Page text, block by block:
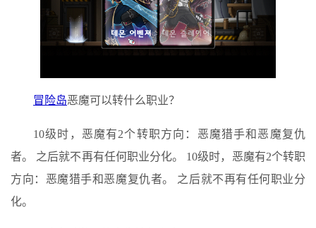
冒险岛恶魔可以转什么职业？
10级时，恶魔有2个转职方向：恶魔猎手和恶魔复仇
者。 之后就不再有任何职业分化。 10级时，恶魔有2个转职
方向：恶魔猎手和恶魔复仇者。 之后就不再有任何职业分
化。